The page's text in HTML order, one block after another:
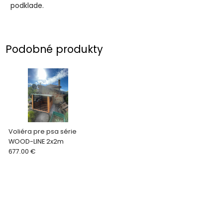
podklade.
Podobné produkty
Voliéra pre psa série
WOOD-LINE 2x2m
677.00 €